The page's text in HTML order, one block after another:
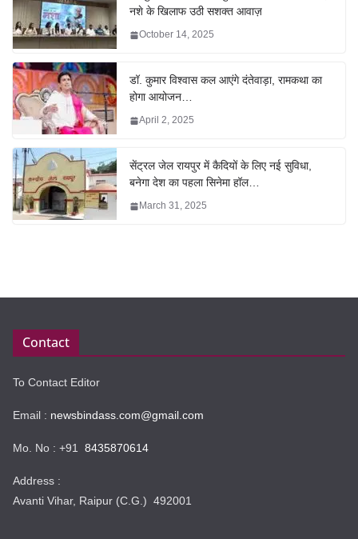
नशे के खिलाफ उठी सशक्त आवाज़
October 14, 2025
डॉ. कुमार विश्वास कल आएंगे दंतेवाड़ा, रामकथा का
होगा आयोजन…
April 2, 2025
सेंट्रल जेल रायपुर में कैदियों के लिए नई सुविधा,
बनेगा देश का पहला सिनेमा हॉल…
March 31, 2025
Contact
To Contact Editor
Email : newsbindass.com@gmail.com
Mo. No : +91 8435870614
Address :
Avanti Vihar, Raipur (C.G.) 492001